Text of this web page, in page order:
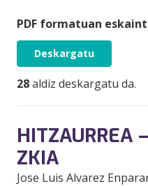
PDF formatuan
Deskargatu
28aldiz deskargatu da.
HITZAURREA
ZKIA
Jose Luis Alvarez